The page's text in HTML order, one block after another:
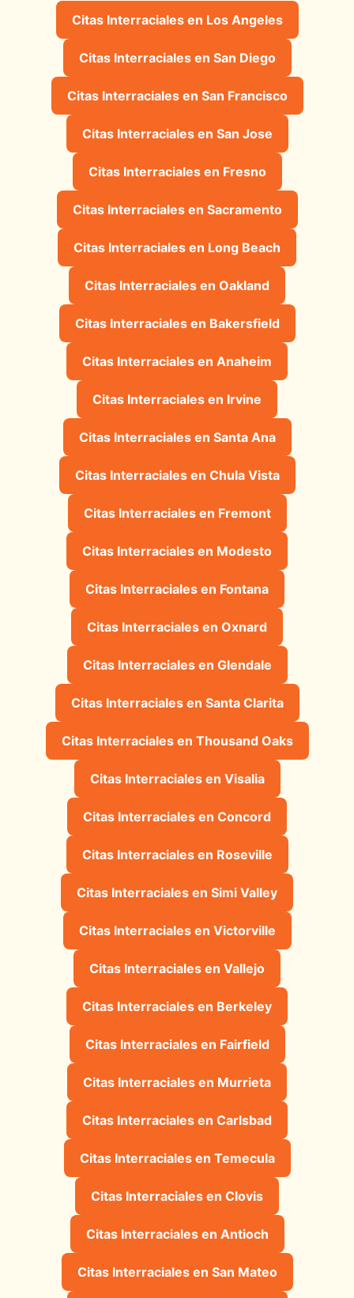
Citas Interraciales en Los Angeles
Citas Interraciales en San Diego
Citas Interraciales en San Francisco
Citas Interraciales en San Jose
Citas Interraciales en Fresno
Citas Interraciales en Sacramento
Citas Interraciales en Long Beach
Citas Interraciales en Oakland
Citas Interraciales en Bakersfield
Citas Interraciales en Anaheim
Citas Interraciales en Irvine
Citas Interraciales en Santa Ana
Citas Interraciales en Chula Vista
Citas Interraciales en Fremont
Citas Interraciales en Modesto
Citas Interraciales en Fontana
Citas Interraciales en Oxnard
Citas Interraciales en Glendale
Citas Interraciales en Santa Clarita
Citas Interraciales en Thousand Oaks
Citas Interraciales en Visalia
Citas Interraciales en Concord
Citas Interraciales en Roseville
Citas Interraciales en Simi Valley
Citas Interraciales en Victorville
Citas Interraciales en Vallejo
Citas Interraciales en Berkeley
Citas Interraciales en Fairfield
Citas Interraciales en Murrieta
Citas Interraciales en Carlsbad
Citas Interraciales en Temecula
Citas Interraciales en Clovis
Citas Interraciales en Antioch
Citas Interraciales en San Mateo